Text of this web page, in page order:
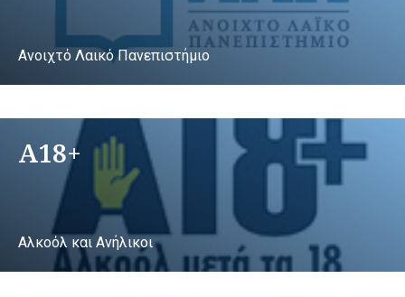
Ανοιχτό Λαικό Πανεπιστήμιο
A18+
Αλκοόλ και Ανήλικοι